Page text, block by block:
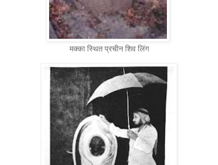
मक्का स्थित प्रचीन शिव लिंग